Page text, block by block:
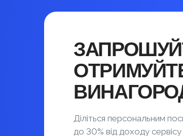
Діліться персональним
до 30% від доходу